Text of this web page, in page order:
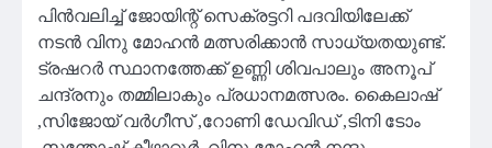
പിൻവലിച്ച് ജോയിന്റ് സെക്രട്ടറി പദവിയിലേക്ക്
നടൻ വിനു മോഹൻ മത്സരിക്കാൻ സാധ്യതയുണ്ട്.
ട്രഷറർ സ്ഥാനത്തേക്ക് ഉണ്ണി ശിവപാലും അനൂപ്
ചന്ദ്രനും തമ്മിലാകും പ്രധാനമത്സരം. ‌കൈലാഷ്
,സിജോയ് വർഗീസ് ,റോണി ഡേവിഡ് ,ടിനി ടോം